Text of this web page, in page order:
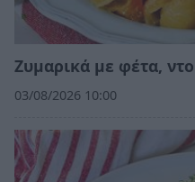
Ζυμαρικά με φέτα,
03/08/2026 10:00